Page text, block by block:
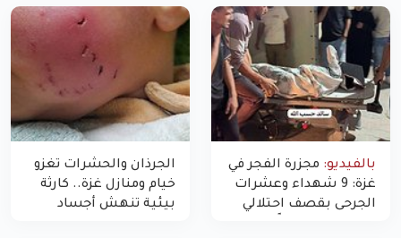
بالفيديو: مجزرة الفجر في
غزة: 9 شهداء وعشرات
الجرحى بقصف احتلالي
الجرذان والحشرات تغزو
خيام ومنازل غزة.. كارثة
بيئية تنهش أجساد